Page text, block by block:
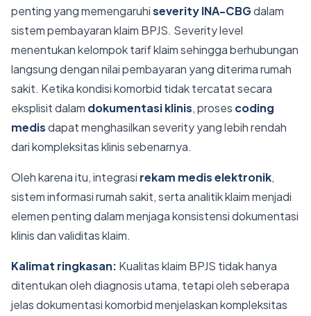
penting yang memengaruhiseverity INA-CBGdalam
sistem pembayaran klaim BPJS. Severity level
menentukan kelompok tarif klaim sehingga berhubungan
langsung dengan nilai pembayaran yang diterima rumah
sakit. Ketika kondisi komorbid tidak tercatat secara
eksplisit dalam dokumentasi klinis, proses coding
medisdapat menghasilkan severity yang lebih rendah
dari kompleksitas klinis sebenarnya.
Oleh karena itu, integrasi rekam medis elektronik,
sistem informasi rumah sakit, serta analitik klaim menjadi
elemen penting dalam menjaga konsistensi dokumentasi
klinis dan validitas klaim.
Kalimat ringkasan: Kualitas klaim BPJS tidak hanya
ditentukan oleh diagnosis utama, tetapi oleh seberapa
jelas dokumentasi komorbid menjelaskan kompleksitas